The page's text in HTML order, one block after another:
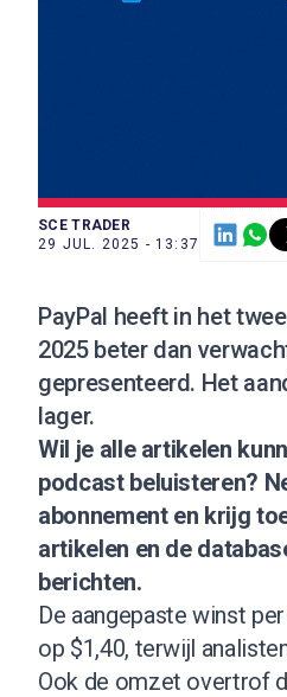
SCE TRADER
29 JUL. 2025 - 13:37
PayPal heeft in het
2025 beter dan
gepresenteerd. Het
lager.
Wil je alle artikelen
podcast beluisteren?
abonnementen krijg
artikelen en de
berichten.
De aangepaste winst
op $1,40, terwijl
Ook de omzet overtrof